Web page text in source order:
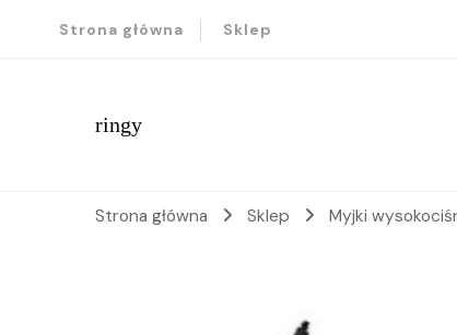
Strona główna Sklep
ringy
Strona główna Sklep Myjki